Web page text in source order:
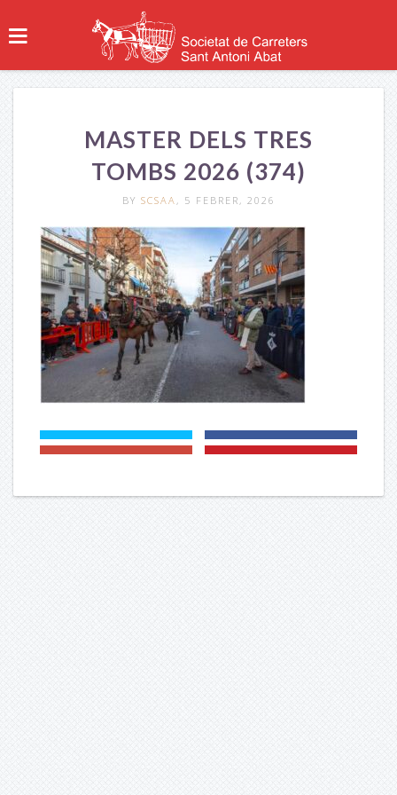
MASTER DELS TRES
TOMBS 2026 (374)
BY SCSAA , 5 FEBRER, 2026